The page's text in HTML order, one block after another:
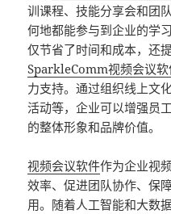
训课程、技能分享会和团
何地都能参与到企业的学
仅节省了时间和成本，还
SparkleComm视频会议
力支持。通过组织线上文
活动等，企业可以增强员
的整体形象和品牌价值。
视频会议软件作为企业视
效率、促进团队协作、保
用。随着人工智能和大数